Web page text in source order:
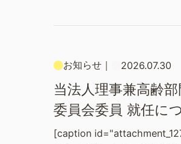
お知らせ ｜ 2026.07.30
当法人理事兼高齢
委員会委員 就任に
[caption